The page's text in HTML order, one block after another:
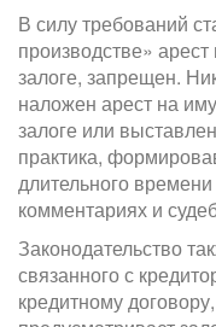
В силу требований
производстве»
залоге, запрещен.
наложен арест на
залоге или
практика,
длительного
комментариях и
Законодательство
связанного с
кредитному